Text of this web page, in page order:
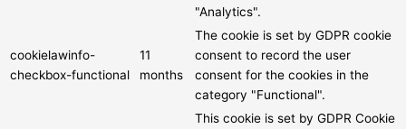
"Analytics".
cookielawinfo-
checkbox-functional
11
months
The cookie is set by GDPR cookie
consent to record the user
consent for the cookies in the
category "Functional".
This cookie is set by GDPR Cookie